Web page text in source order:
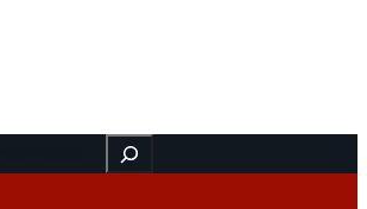
Buscar